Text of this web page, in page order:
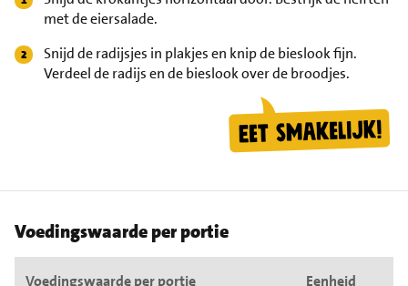
met de eiersalade.
Snijd de radijsjes in plakjes en knip de bieslook fijn.
Verdeel de radijs en de bieslook over de broodjes.
Voedingswaarde per portie
Voedingswaarde per portie Eenheid